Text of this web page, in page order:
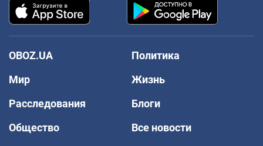
OBOZ.UA
Политика
Мир
Жизнь
Расследования
Блоги
Общество
Все новости